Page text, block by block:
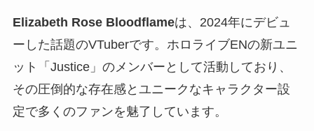
Elizabeth Rose Bloodflameは、2024年にデビュ
ーした話題のVTuberです。ホロライブENの新ユニ
ット「Justice」のメンバーとして活動しており、
その圧倒的な存在感とユニークなキャラクター設
定で多くのファンを魅了しています。